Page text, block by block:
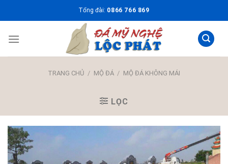
to
Tổng đài: 0866 766 869
TRANG CHỦ / MỘ ĐÁ / MỘ ĐÁ KHÔNG MÁI
LỌC